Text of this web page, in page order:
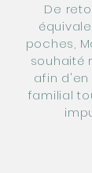
De
poches,
souhaité
afin
familial